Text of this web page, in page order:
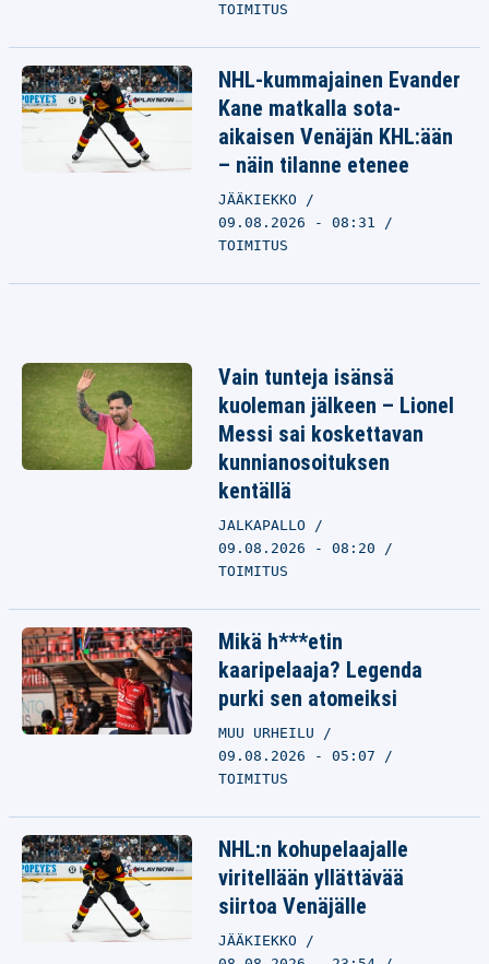
TOIMITUS
NHL-kummajainen Evander
Kane matkalla sota-
aikaisen Venäjän KHL:ään
– näin tilanne etenee
JÄÄKIEKKO
09.08.2026 - 08:31
TOIMITUS
Vain tunteja isänsä
kuoleman jälkeen – Lionel
Messi sai koskettavan
kunnianosoituksen
kentällä
JALKAPALLO
09.08.2026 - 08:20
TOIMITUS
Mikä h***etin
kaaripelaaja? Legenda
purki sen atomeiksi
MUU URHEILU
09.08.2026 - 05:07
TOIMITUS
NHL:n kohupelaajalle
viritellään yllättävää
siirtoa Venäjälle
JÄÄKIEKKO